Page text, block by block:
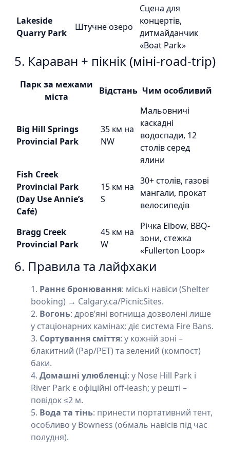
Lakeside
Quarry Park
Штучне озеро
Сцена для
концертів,
дитмайданчик
«Boat Park»
5. Караван + пікнік (міні-road-trip)
Парк за межами
міста
Відстань Чим особливий
Big Hill Springs
Provincial Park
35 км на
NW
Мальовничі
каскадні
водоспади, 12
столів серед
ялини
Fish Creek
Provincial Park
(Day Use Annie’s
Café)
15 км на
S
30+ столів, газові
мангали, прокат
велосипедів
Bragg Creek
Provincial Park
45 км на
W
Річка Elbow, BBQ-
зони, стежка
«Fullerton Loop»
6. Правила та лайфхаки
Раннє бронювання: міські навіси (Shelter
booking) → Calgary.ca/PicnicSites.
Вогонь: дров’яні вогнища дозволені лише
у стаціонарних камінах; діє система Fire Bans.
Сортування сміття: у кожній зоні –
блакитний (Pap/PET) та зелений (компост)
баки.
Домашні улюбленці: у Nose Hill Park і
River Park є офіційні off-leash; у решті –
повідок ≤2 м.
Вода та тінь: принести портативний тент,
особливо у Bowness (обмаль навісів під час
полудня).